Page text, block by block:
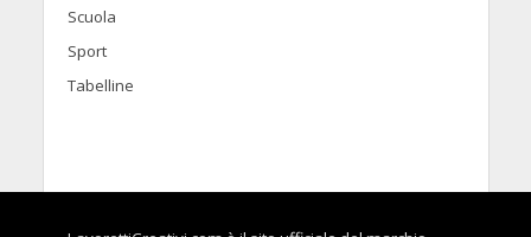
Scuola
Sport
Tabelline